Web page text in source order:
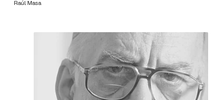
Raúl Masa